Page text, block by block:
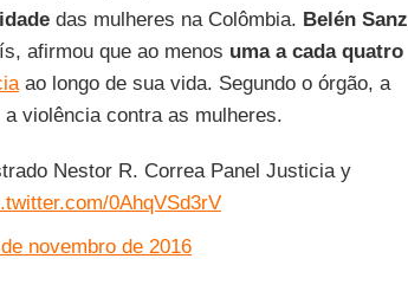
das mulheres na Colômbia. Belén Sanz
afirmou que ao menos uma a cada quatro
ao longo de sua vida. Segundo o órgão, a
violência contra as mulheres.
Nestor R. Correa Panel Justicia y
0AhqVSd3rV
novembro de 2016